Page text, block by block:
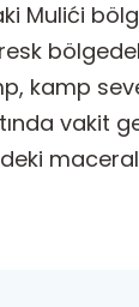
Mulići
kamp